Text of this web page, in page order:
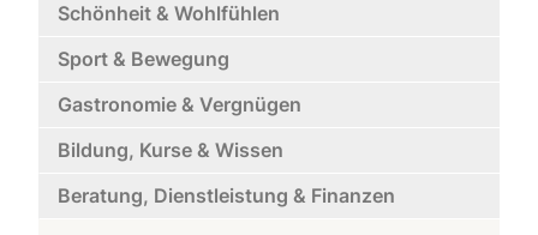
Schönheit & Wohlfühlen
Sport & Bewegung
Gastronomie & Vergnügen
Bildung, Kurse & Wissen
Beratung, Dienstleistung & Finanzen